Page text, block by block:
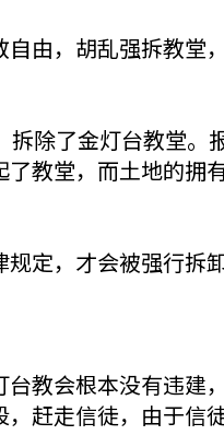
由，胡乱强拆教堂
除了金灯台教堂。
教堂，而土地的拥
定，才会被强行拆卸
教会根本没有违建
赶走信徒，由于信